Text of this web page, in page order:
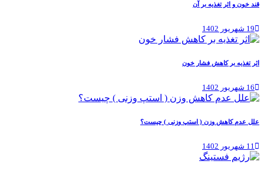
قند خون و اثر تغذیه بر آن
19 شهریور 1402
اثر تغذیه بر کاهش فشار خون
16 شهریور 1402
علل عدم کاهش وزن ( استپ وزنی ) چیست؟
11 شهریور 1402